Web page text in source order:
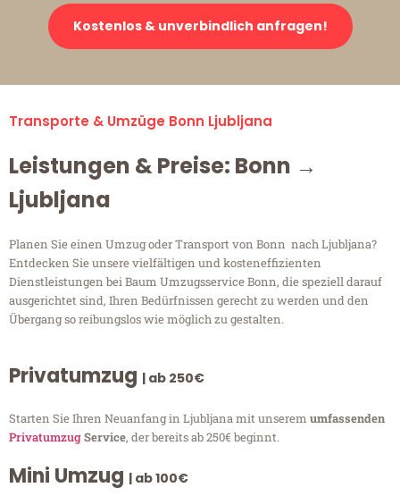
Kostenlos & unverbindlich anfragen!
Transporte & Umzüge Bonn Ljubljana
Leistungen & Preise: Bonn →
Ljubljana
Planen Sie einen Umzug oder Transport von Bonn nach Ljubljana?
Entdecken Sie unsere vielfältigen und kosteneffizienten
Dienstleistungen bei Baum Umzugsservice Bonn, die speziell darauf
ausgerichtet sind, Ihren Bedürfnissen gerecht zu werden und den
Übergang so reibungslos wie möglich zu gestalten.
Privatumzug | ab 250€
Starten Sie Ihren Neuanfang in Ljubljana mit unserem umfassenden
PrivatumzugService, der bereits ab 250€ beginnt.
Mini Umzug | ab 100€